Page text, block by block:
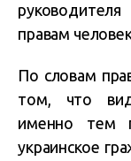
правам
По словам
том, что
именно тем
украинское